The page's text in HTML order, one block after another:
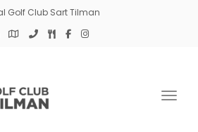
Golf Club Sart Tilman